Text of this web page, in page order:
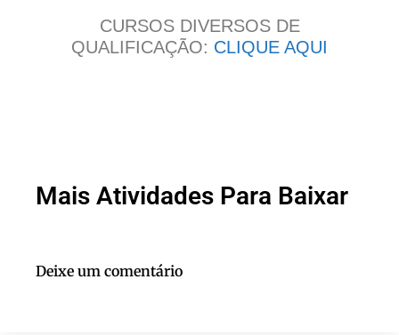
CURSOS DIVERSOS DE
QUALIFICAÇÃO: CLIQUE AQUI
Mais Atividades Para Baixar
Deixe um comentário